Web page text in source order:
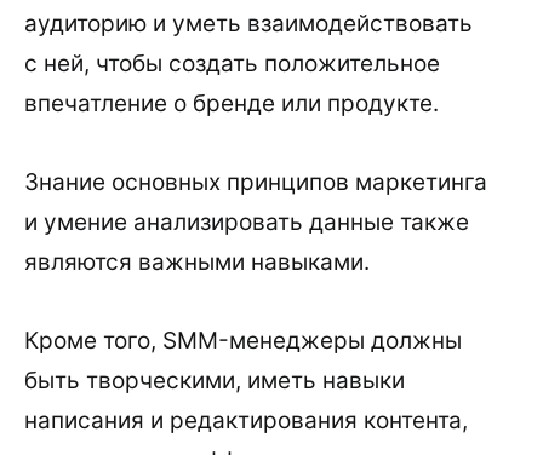
аудиторию и уметь взаимодействовать
с ней, чтобы создать положительное
впечатление о бренде или продукте.
Знание основных принципов маркетинга
и умение анализировать данные также
являются важными навыками.
Кроме того, SMM-менеджеры должны
быть творческими, иметь навыки
написания и редактирования контента,